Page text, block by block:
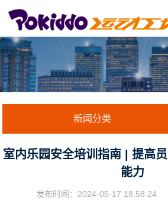
新闻分类
室内乐园安全培训指南 | 提高
能力
发布时间： 2024-05-17 18:58:24